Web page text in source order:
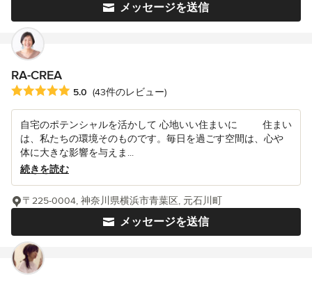
メッセージを送信
RA-CREA
平均評価：5つ星中 星5
5.0 (43件のレビュー)
自宅のポテンシャルを活かして 心地いい住まいに 住まい
は、私たちの環境そのものです。毎日を過ごす空間は、心や
体に大きな影響を与えま...
続きを読む
メッセージを送信
〒225-0004, 神奈川県横浜市青葉区, 元石川町